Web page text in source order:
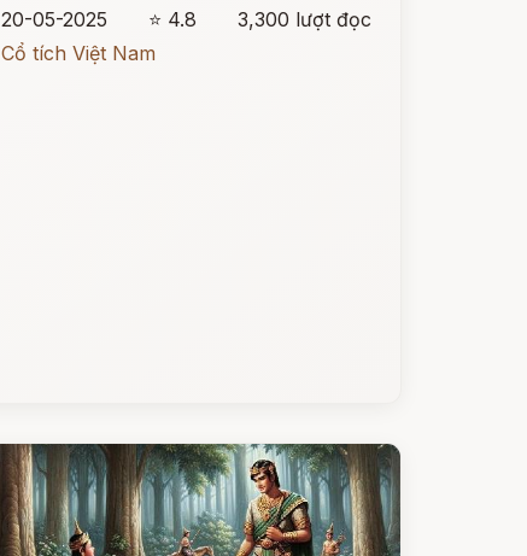
20-05-2025
⭐ 4.8
3,300 lượt đọc
Cổ tích Việt Nam